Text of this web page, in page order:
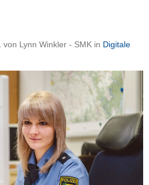
von Lynn Winkler - SMK in Digitale